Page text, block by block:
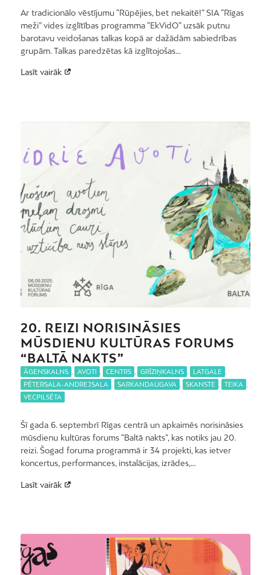
Ar tradicionālo vēstījumu “Rūpējies, bet nekaitē!” SIA “Rīgas
meži” vides izglītības programma “EkVidO” uzsāk putnu
barotavu veidošanas talkas kopā ar dažādām sabiedrības
grupām. Talkas paredzētas kā izglītojošas…
Lasīt vairāk
20. REIZI NORISINĀSIES
MŪSDIENU KULTŪRAS FORUMS
“BALTĀ NAKTS”
ĀGENSKALNS , AVOTI , CENTRS , GRĪZIŅKALNS , LATGALE ,
PĒTERSALA-ANDREJSALA , SARKANDAUGAVA , SKANSTE , TEIKA ,
VECPILSĒTA
Šī gada 6. septembrī Rīgas centrā un apkaimēs norisināsies
mūsdienu kultūras forums “Baltā nakts”, kas notiks jau 20.
reizi. Šogad foruma programmā ir 34 projekti, kas ietver
koncertus, performances, instalācijas, izrādes,…
Lasīt vairāk